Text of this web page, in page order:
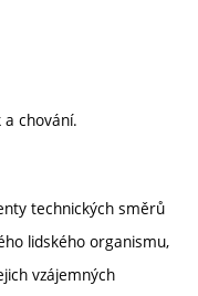
a chování.
technických směrů
lidského organismu,
vzájemných